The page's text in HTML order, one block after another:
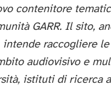
contenitore
GARR. Il sito,
intende raccogliere le
audiovisivo e
istituti di ricerca